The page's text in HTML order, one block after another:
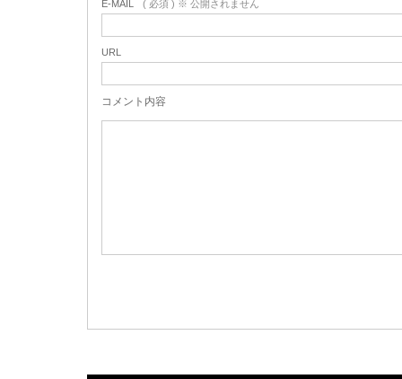
E-MAIL ( 必須 ) ※ 公開されません
URL
コメント内容